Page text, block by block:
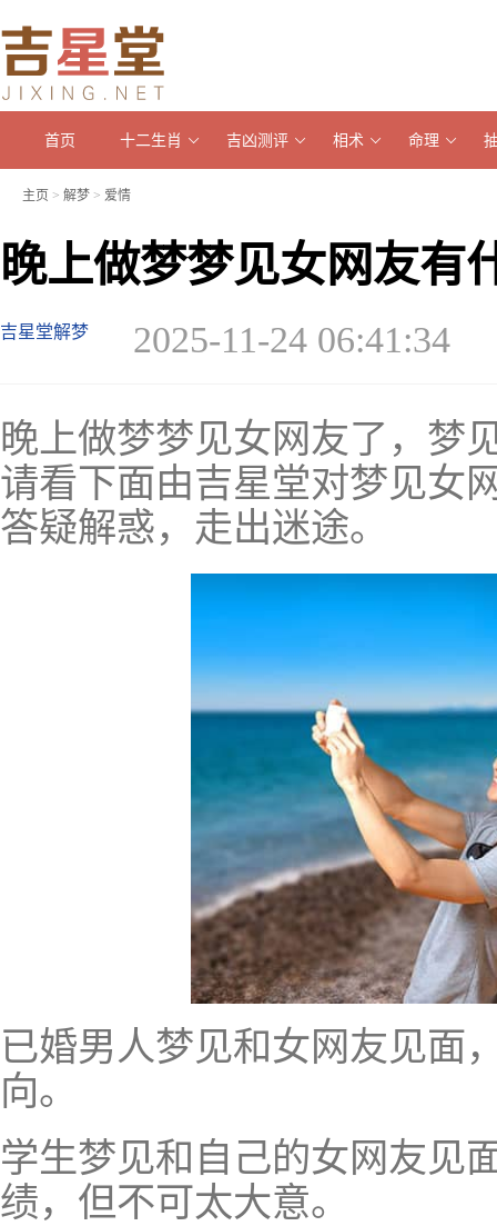
首页 十二生肖 吉凶测评 相术 命理
主页 > 解梦 > 爱情
晚上做梦梦见女网友有
吉星堂解梦 2025-11-24 06:41:34
晚上做梦梦见女网友了，梦
请看下面由吉星堂对梦见女
答疑解惑，走出迷途。
已婚男人梦见和女网友见面
向。
学生梦见和自己的女网友见
绩，但不可太大意。